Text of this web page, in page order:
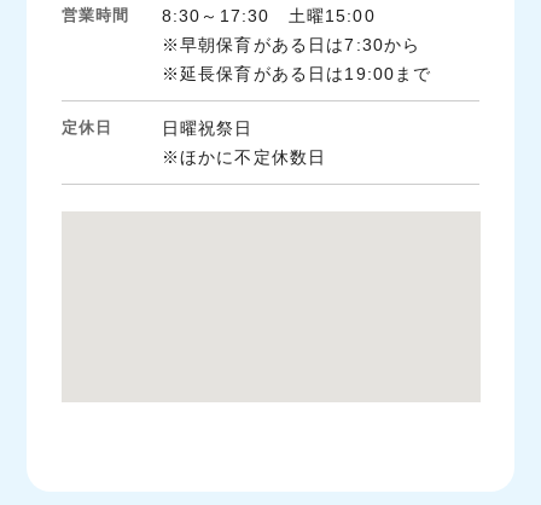
営業時間
8:30～17:30 土曜15:00
※早朝保育がある日は7:30から
※延長保育がある日は19:00まで
定休日
日曜祝祭日
※ほかに不定休数日